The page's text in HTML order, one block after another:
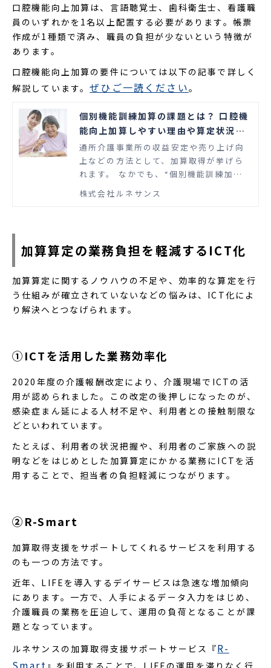
口腔機能向上加算は、言語聴覚士、歯科衛生士、看護職
員のいずれかを1名以上配置する必要があります。帳票
作成が1種類で済み、職員の負担が少ないという特徴が
あります。
口腔機能向上加算の要件については以下の記事で詳しく
解説しています。ぜひご一読ください。
個別機能訓練加算の課題とは？ 口腔機
能向上加算しやすい理由や算定状況を
解説
通所介護事業所の収益安定や売り上げ向
上などの方法として、加算取得が挙げら
れます。 なかでも、“個別機能訓練加
算”と“口腔機能向上加算”は比較的算定し
やすいといわれている加算です。しか
課題や、口腔機能向上加算が取得しやす
て解説します。
株式会社ルネサンス
加算算定の業務負担を軽減するICT化
加算算定に関するノウハウの不足や、効率的な算定を行
う仕組みが確立されていないなどの悩みは、ICT化によ
り解決へとつなげられます。
①ICTを活用した業務効率化
2020年度の介護報酬改定により、介護現場でICTの活
用が認められました。この改定の後押しになったのが、
感染症まん延による人材不足や、利用者との接触制限な
どといわれています。
たとえば、利用者の状況把握や、利用者のご家族への説
明などをはじめとした加算算定にかかる業務にICTを活
用することで、担当者の負担軽減につながります。
②R-Smart
加算取得支援をサポートしてくれるサービスを利用する
のも一つの方法です。
近年、LIFEを導入するデイサービスは急速な増加傾向
にあります。一方で、人手によるデータ入力をはじめ、
介護職員の業務を圧迫して、運用の負荷となることが課
題となっています。
ルネサンスの加算取得支援サポートサービス『R-
Smart 』を利用することで、LIFEの運用を滞りなく行